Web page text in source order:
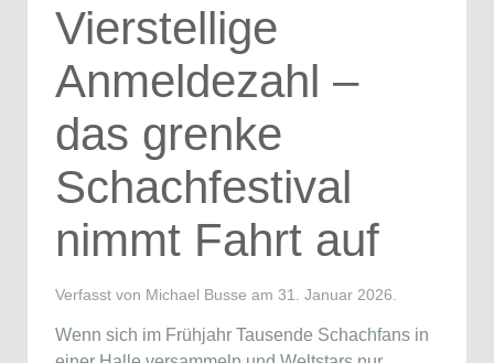
Vierstellige
Anmeldezahl –
das grenke
Schachfestival
nimmt Fahrt auf
Verfasst von Michael Busse am 31. Januar 2026
Wenn sich im Frühjahr Tausende Schachfans in